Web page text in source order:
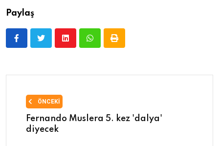
Paylaş
ÖNCEKI
Fernando Muslera 5. kez 'dalya'
diyecek